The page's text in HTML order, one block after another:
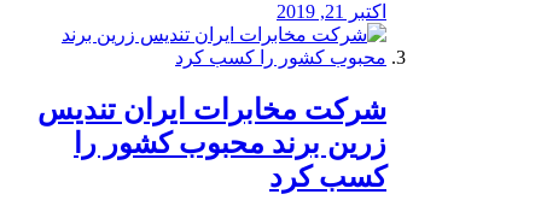
اکتبر 21, 2019
شرکت مخابرات ایران تندیس
زرین برند محبوب کشور را
کسب کرد